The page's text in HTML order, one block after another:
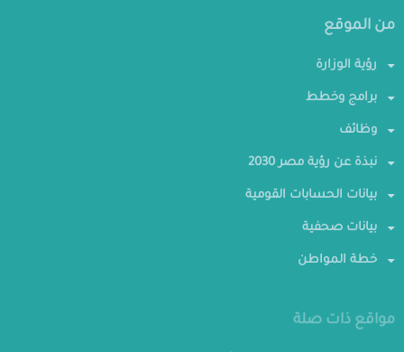
من الموقع
رؤية الوزارة
برامج وخطط
وظائف
نبذة عن رؤية مصر 2030
بيانات الحسابات القومية
بيانات صحفية
خطة المواطن
مواقع ذات صلة